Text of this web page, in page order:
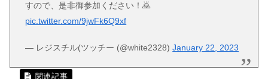
すので、是非御参加ください！🙇
pic.twitter.com/9jwFk6Q9xf
— レジスチル(ツッチー (@white2328)January 22, 2023